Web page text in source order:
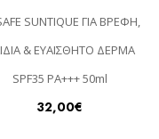
SUNTIQUE ΓΙΑ ΒΡΕΦΗ,
& ΕΥΑΙΣΘΗΤΟ ΔΕΡΜΑ
SPF35 PA+++ 50ml
32,00€